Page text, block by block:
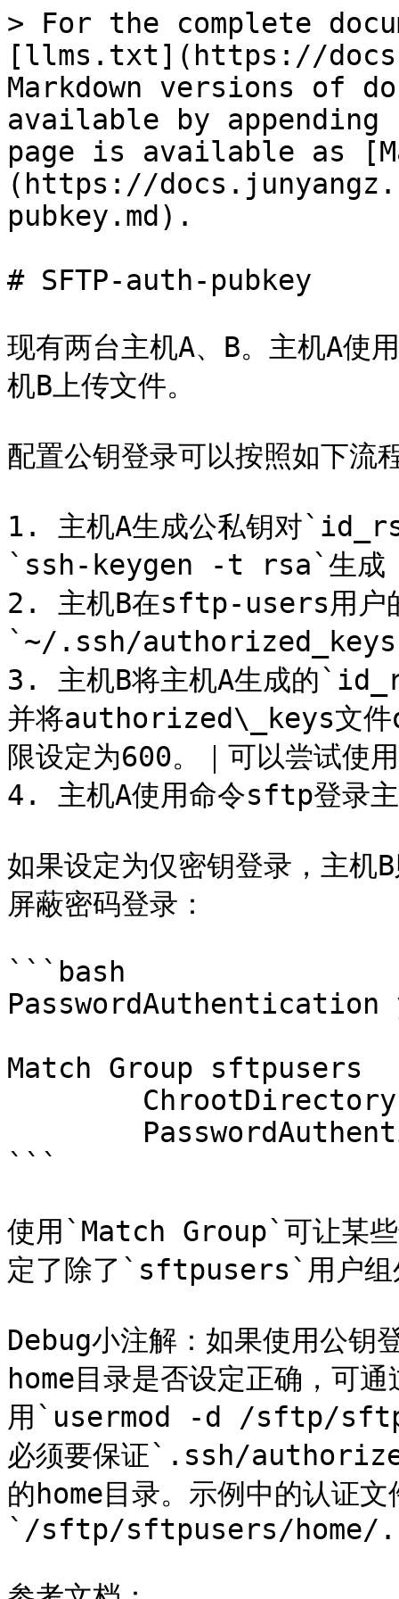
> For the complete
[llms.txt](https://
Markdown versions of
available by
page is available as
(https://
pubkey.md).
# SFTP-auth-pubkey
现有两台主机A、B。主机A
机B上传文件。
配置公钥登录可以按照如下流
1. 主机A生成公私钥对
`ssh-keygen -t rsa`生成
2. 主机B在sftp-users用户
`~/.ssh/
3. 主机B将主机A生成的
并将authorized\_keys文
限设定为600。｜可以尝试
4. 主机A使用命令sftp登录主
如果设定为仅密钥登录，主
屏蔽密码登录：
```bash
PasswordAuthentication
Match Group sftpusers
```
使用`Match Group`可让某些
定了除了`sftpusers`用户组
Debug小注解：如果使用公
home目录是否设定正确，可
用`usermod -d /sftp/
必须要保证`.ssh/
的home目录。示例中的认证
`/sftp/sftpusers/home/